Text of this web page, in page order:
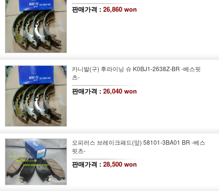
판매가격 : 26,860 won
카니발(구) 후라이닝 슈 K0BJ1-2638Z-BR -베스핏
츠-
판매가격 : 26,040 won
오피러스 브레이크패드(앞) 58101-3BA01 BR -베스
핏츠-
판매가격 : 28,500 won